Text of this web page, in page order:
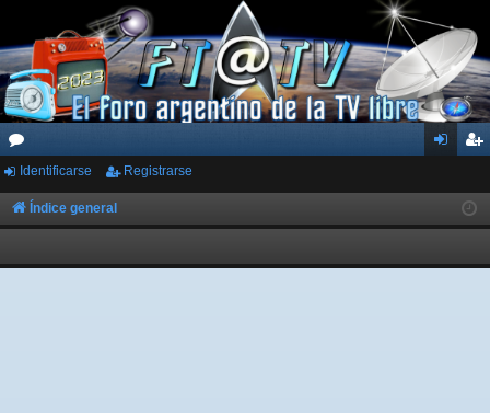
or
os
ar
ist
rs
Identificarse Registrarse
Índice general